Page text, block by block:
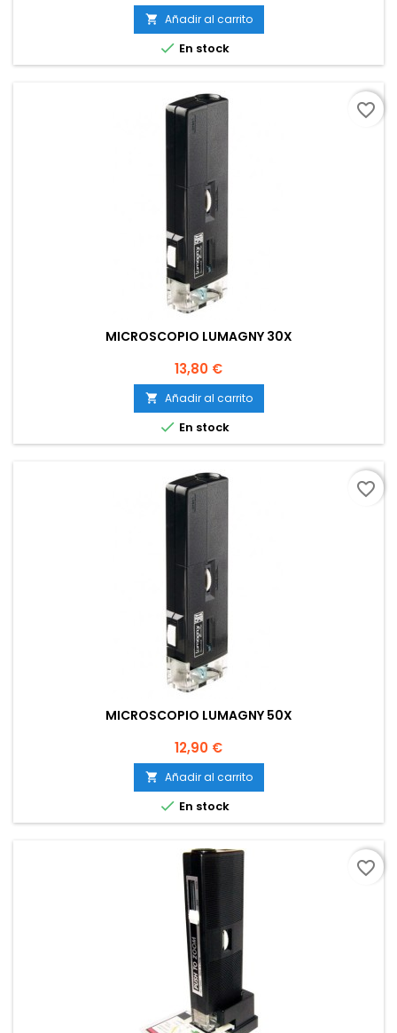
 Añadir al carrito
 En stock
MICROSCOPIO LUMAGNY 30X
Precio
13,80 €
 Añadir al carrito
 En stock
favorite_border
MICROSCOPIO LUMAGNY 50X
Precio
12,90 €
 Añadir al carrito
 En stock
favorite_border
favorite_border